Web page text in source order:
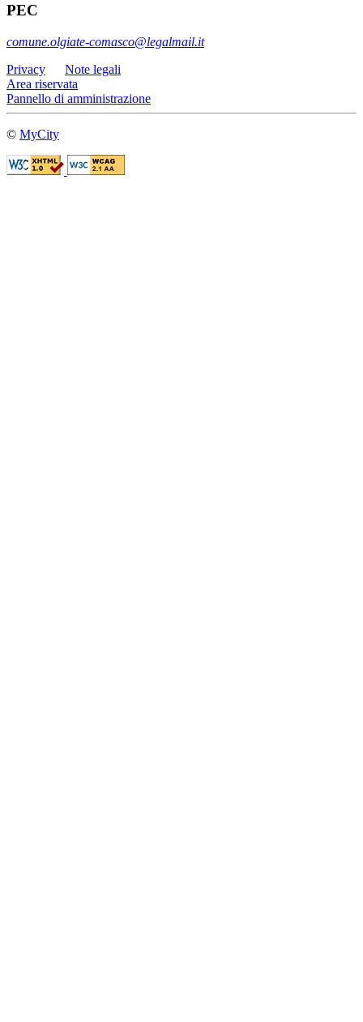
PEC
comune.olgiate-comasco@legalmail.it
Privacy
Note legali
Area riservata
Pannello di amministrazione
© MyCity